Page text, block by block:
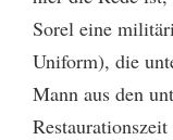
Sorel eine
Uniform), die
Mann aus den